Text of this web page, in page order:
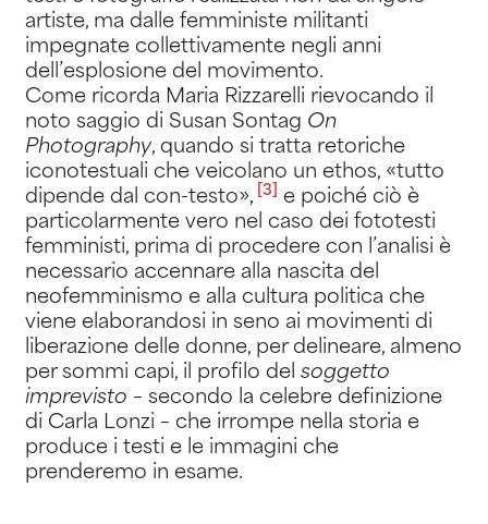
artiste, ma dalle femministe militanti
impegnate collettivamente negli anni
dell’esplosione del movimento.
Come ricorda Maria Rizzarelli rievocando il
noto saggio di Susan Sontag On
Photography, quando si tratta retoriche
iconotestuali che veicolano un ethos, «tutto
dipende dal con-testo», [3]
e poiché ciò è
particolarmente vero nel caso dei fototesti
femministi, prima di procedere con l’analisi è
necessario accennare alla nascita del
neofemminismo e alla cultura politica che
viene elaborandosi in seno ai movimenti di
liberazione delle donne, per delineare, almeno
per sommi capi, il profilo del soggetto
imprevisto – secondo la celebre definizione
di Carla Lonzi – che irrompe nella storia e
produce i testi e le immagini che
prenderemo in esame.